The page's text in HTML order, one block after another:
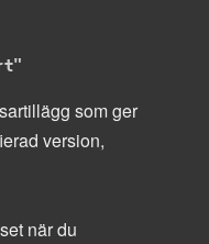
som ger
version,
när du